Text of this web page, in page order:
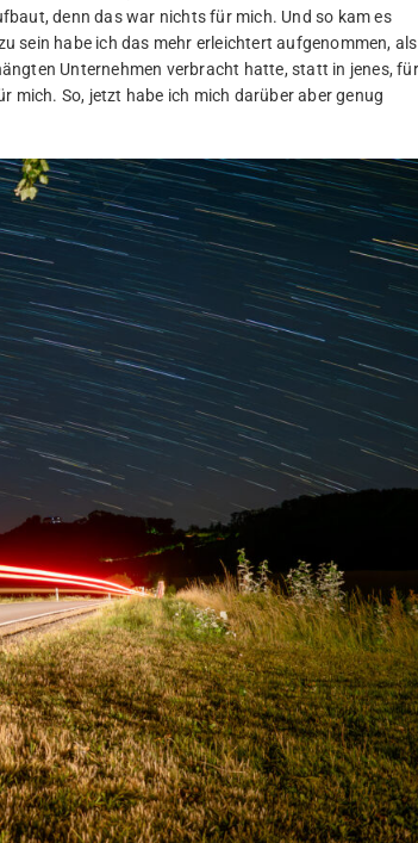
denn das war nichts für mich. Und so kam es
sein habe ich das mehr erleichtert aufgenommen, als
Unternehmen verbracht hatte, statt in jenes, für
mich. So, jetzt habe ich mich darüber aber genug